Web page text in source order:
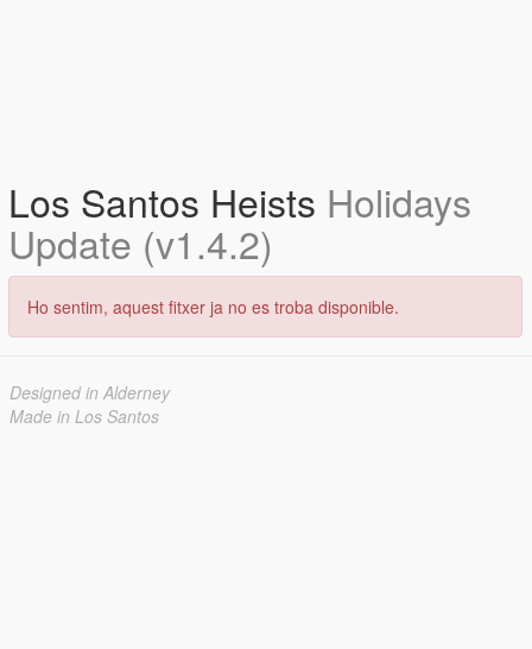
Los Santos Heists Holidays
Update (v1.4.2)
Ho sentim, aquest fitxer ja no es troba disponible.
Designed in Alderney
Made in Los Santos